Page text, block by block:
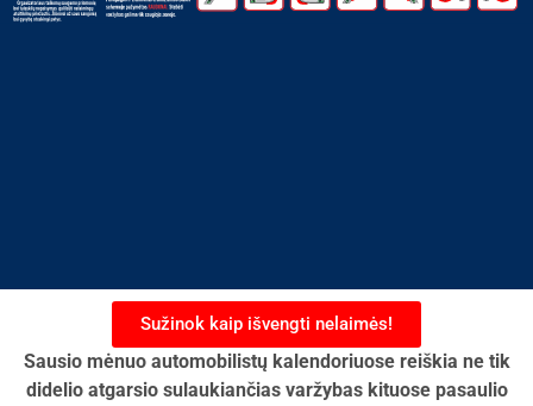
Sužinok kaip išvengti nelaimės!
Sausio mėnuo automobilistų kalendoriuose reiškia ne tik
didelio atgarsio sulaukiančias varžybas kituose pasaulio